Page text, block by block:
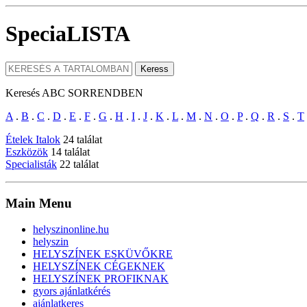
SpeciaLISTA
Keresés ABC SORRENDBEN
A . B . C . D . E . F . G . H . I . J . K . L . M . N . O . P. Q . R . S . T
Ételek Italok 24 találat
Eszközök 14 találat
Specialisták 22 találat
Main Menu
helyszinonline.hu
helyszin
HELYSZÍNEK ESKÜVŐKRE
HELYSZÍNEK CÉGEKNEK
HELYSZÍNEK PROFIKNAK
gyors ajánlatkérés
ajánlatkeres